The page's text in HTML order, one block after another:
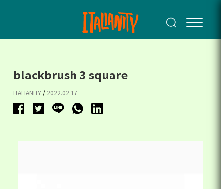
blackbrush 3 square
ITALIANITY / 2022.02.17